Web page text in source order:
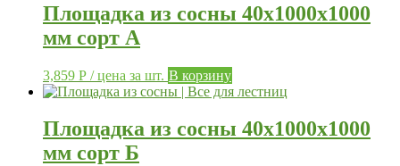
Площадка из сосны 40х1000х1000
мм сорт А
3,859 Р / цена за шт. В корзину
Площадка из сосны 40х1000х1000
мм сорт Б